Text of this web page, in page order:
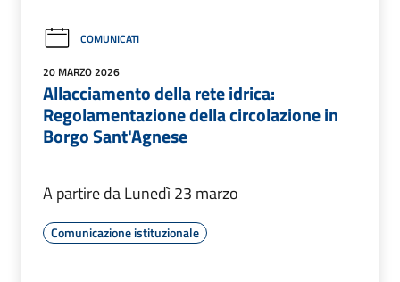
COMUNICATI
20 MARZO 2026
Allacciamento della rete idrica:
Regolamentazione della circolazione in
Borgo Sant'Agnese
A partire da Lunedì 23 marzo
Comunicazione istituzionale